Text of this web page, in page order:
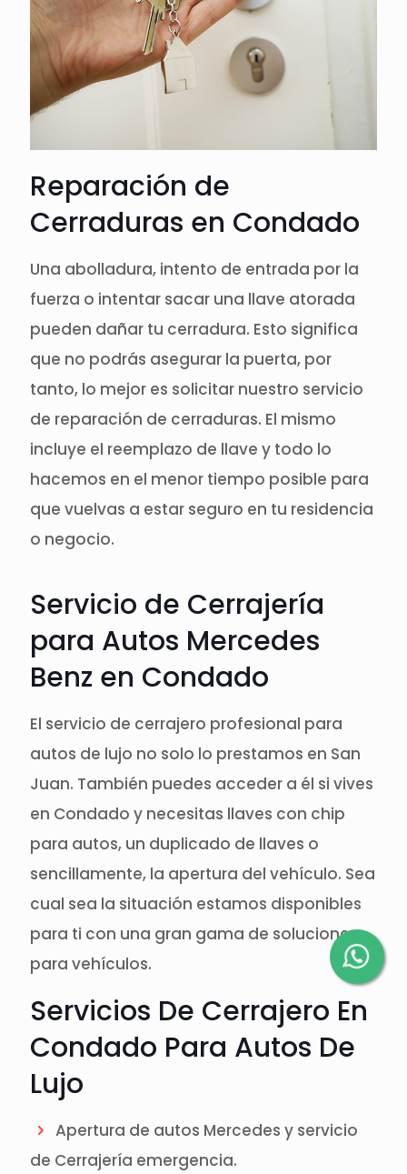
Reparación de
Cerraduras en Condado
Una abolladura, intento de entrada por la
fuerza o intentar sacar una llave atorada
pueden dañar tu cerradura. Esto significa
que no podrás asegurar la puerta, por
tanto, lo mejor es solicitar nuestro servicio
de reparación de cerraduras. El mismo
incluye el reemplazo de llave y todo lo
hacemos en el menor tiempo posible para
que vuelvas a estar seguro en tu residencia
o negocio.
Servicio de Cerrajería
para Autos Mercedes
Benz en Condado
El servicio de cerrajero profesional para
autos de lujo no solo lo prestamos en San
Juan. También puedes acceder a él si vives
en Condado y necesitas llaves con chip
para autos, un duplicado de llaves o
sencillamente, la apertura del vehículo. Sea
cual sea la situación estamos disponibles
para ti con una gran gama de soluciones
para vehículos.
Servicios De Cerrajero En
Condado Para Autos De
Lujo
Apertura de autos Mercedes y servicio
de Cerrajería emergencia.